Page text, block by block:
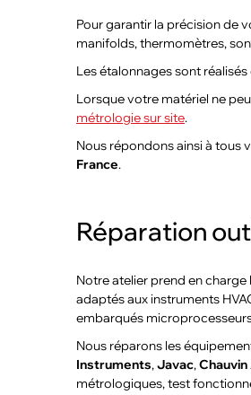
Pour garantir la précision de
manifolds, thermomètres,
Les étalonnages sont réalisés
Lorsque votre matériel ne
métrologie sur site.
Nous répondons ainsi à tous
France.
Réparation
Notre atelier prend en charge
adaptés aux instruments
embarqués
Nous réparons les
Instruments,Javac,
métrologiques, test